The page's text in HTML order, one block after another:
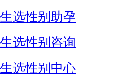
选性别助孕
选性别咨询
选性别中心